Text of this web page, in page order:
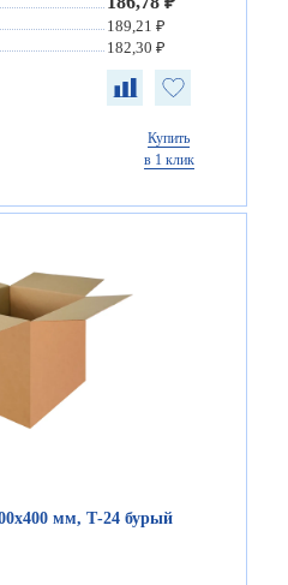
189,21 ₽
182,30 ₽
Купить
в 1 клик
мм, Т-24 бурый